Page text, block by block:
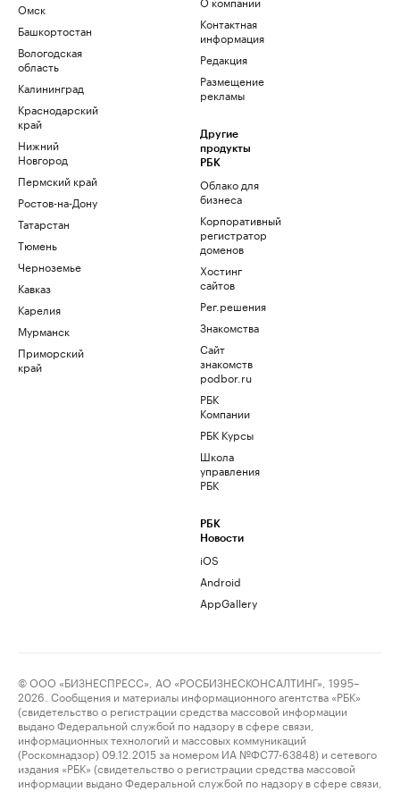
Омск
Башкортостан
Вологодская
область
Калининград
Краснодарский
край
Нижний
Новгород
Пермский край
Ростов-на-Дону
Татарстан
Тюмень
Черноземье
Кавказ
Карелия
Мурманск
Приморский
край
Контактная
информация
Редакция
Размещение
рекламы
Другие
продукты
РБК
Облако для
бизнеса
Корпоративный
регистратор
доменов
Хостинг
сайтов
Рег.решения
Знакомства
Сайт
знакомств
podbor.ru
РБК
Компании
РБК Курсы
Школа
управления
РБК
РБК
Новости
iOS
Android
AppGallery
© ООО «БИЗНЕСПРЕСС», АО «РОСБИЗНЕСКОНСАЛТИНГ», 1995–
2026. Сообщения и материалы информационного агентства «РБК»
(свидетельство о регистрации средства массовой информации
выдано Федеральной службой по надзору в сфере связи,
информационных технологий и массовых коммуникаций
(Роскомнадзор) 09.12.2015 за номером ИА №ФС77-63848) и сетевого
издания «РБК» (свидетельство о регистрации средства массовой
информации выдано Федеральной службой по надзору в сфере связи,